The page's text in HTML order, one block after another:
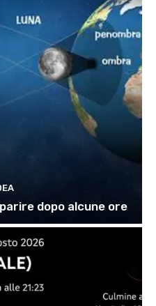
dopo alcune ore